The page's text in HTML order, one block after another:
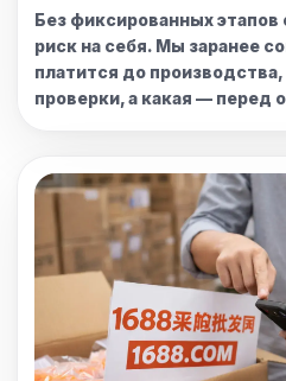
Без фиксированных
риск на себя. Мы заранее
платится до
проверки, а какая — перед